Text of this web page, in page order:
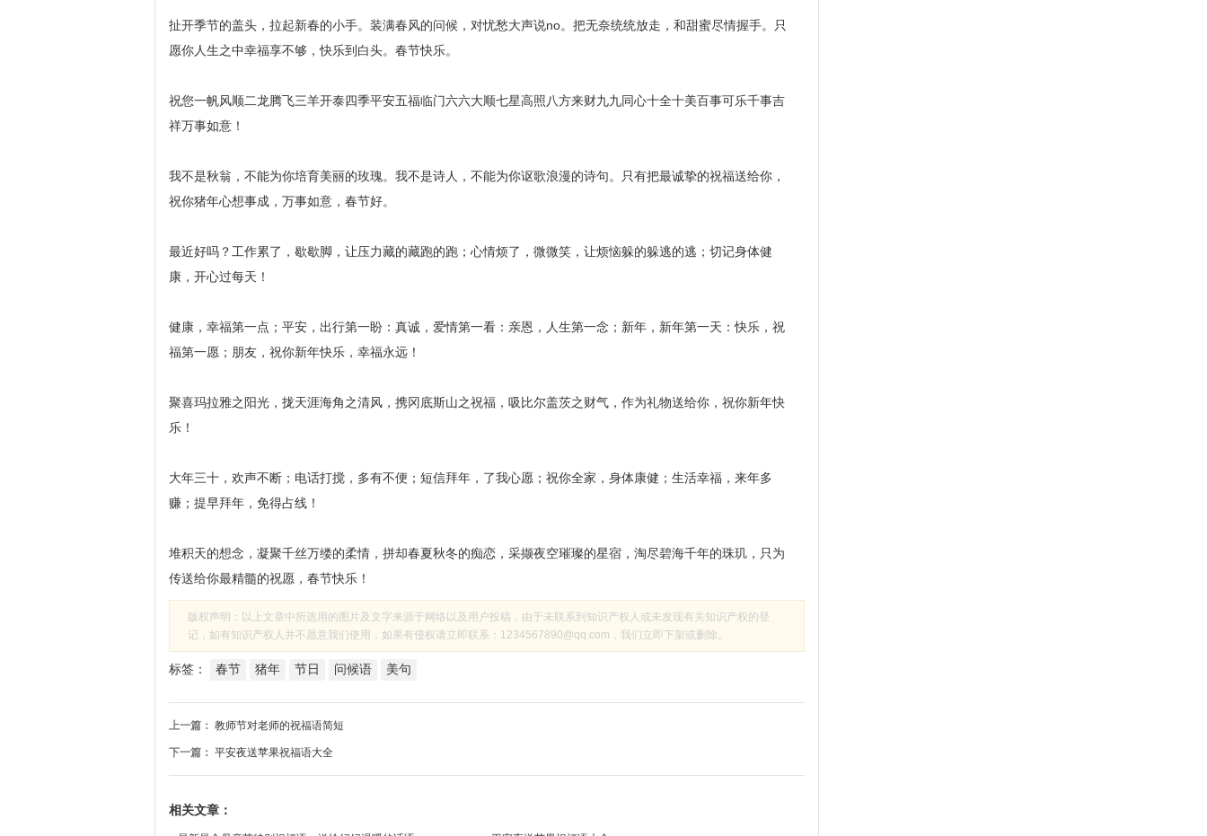
扯开季节的盖头，拉起新春的小手。装满春风的问候，对忧愁大声说no。把无奈统统放走，和甜蜜尽情握手。只
愿你人生之中幸福享不够，快乐到白头。春节快乐。
祝您一帆风顺二龙腾飞三羊开泰四季平安五福临门六六大顺七星高照八方来财九九同心十全十美百事可乐千事吉
祥万事如意！
我不是秋翁，不能为你培育美丽的玫瑰。我不是诗人，不能为你讴歌浪漫的诗句。只有把最诚挚的祝福送给你，
祝你猪年心想事成，万事如意，春节好。
最近好吗？工作累了，歇歇脚，让压力藏的藏跑的跑；心情烦了，微微笑，让烦恼躲的躲逃的逃；切记身体健
康，开心过每天！
健康，幸福第一点；平安，出行第一盼：真诚，爱情第一看：亲恩，人生第一念；新年，新年第一天：快乐，祝
福第一愿；朋友，祝你新年快乐，幸福永远！
聚喜玛拉雅之阳光，拢天涯海角之清风，携冈底斯山之祝福，吸比尔盖茨之财气，作为礼物送给你，祝你新年快
乐！
大年三十，欢声不断；电话打搅，多有不便；短信拜年，了我心愿；祝你全家，身体康健；生活幸福，来年多
赚；提早拜年，免得占线！
堆积天的想念，凝聚千丝万缕的柔情，拼却春夏秋冬的痴恋，采撷夜空璀璨的星宿，淘尽碧海千年的珠玑，只为
传送给你最精髓的祝愿，春节快乐！
版权声明：以上文章中所选用的图片及文字来源于网络以及用户投稿，由于未联系到知识产权人或未发现有关知识产权的登
记，如有知识产权人并不愿意我们使用，如果有侵权请立即联系：1234567890@qq.com，我们立即下架或删除。
标签： 春节 猪年 节日 问候语 美句
上一篇： 教师节对老师的祝福语简短
下一篇： 平安夜送苹果祝福语大全
相关文章：